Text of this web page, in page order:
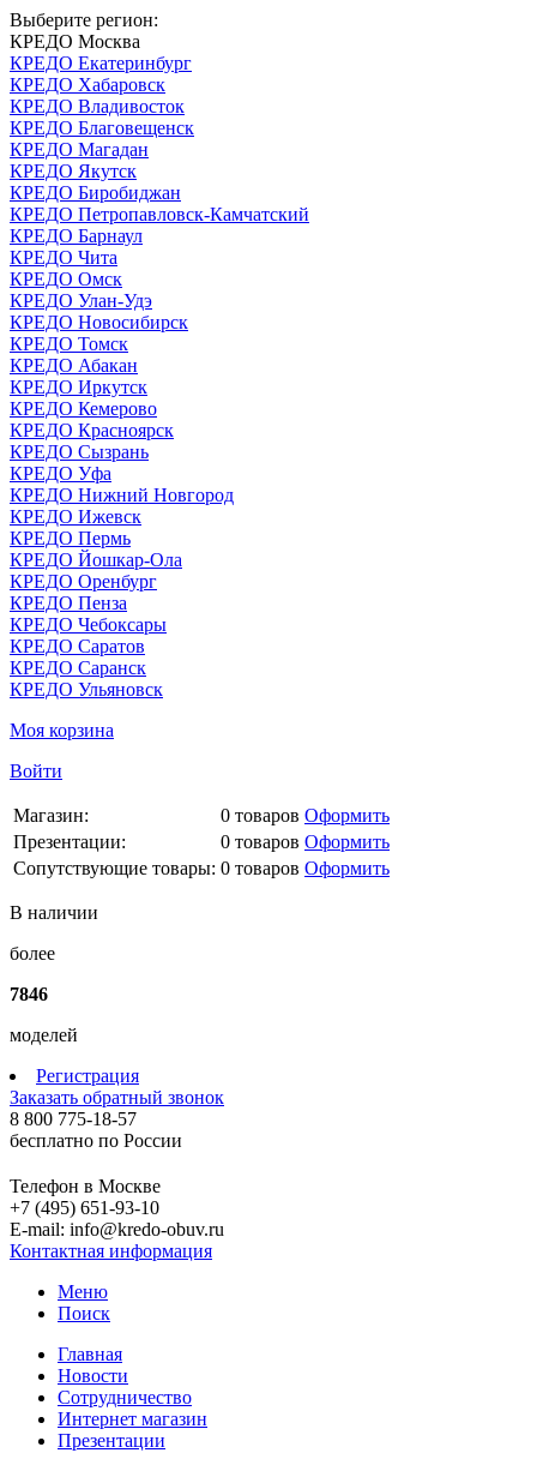
Выберите регион:
КРЕДО Москва
КРЕДО Екатеринбург
КРЕДО Хабаровск
КРЕДО Владивосток
КРЕДО Благовещенск
КРЕДО Магадан
КРЕДО Якутск
КРЕДО Биробиджан
КРЕДО Петропавловск-Камчатский
КРЕДО Барнаул
КРЕДО Чита
КРЕДО Омск
КРЕДО Улан-Удэ
КРЕДО Новосибирск
КРЕДО Томск
КРЕДО Абакан
КРЕДО Иркутск
КРЕДО Кемерово
КРЕДО Красноярск
КРЕДО Сызрань
КРЕДО Уфа
КРЕДО Нижний Новгород
КРЕДО Ижевск
КРЕДО Пермь
КРЕДО Йошкар-Ола
КРЕДО Оренбург
КРЕДО Пенза
КРЕДО Чебоксары
КРЕДО Саратов
КРЕДО Саранск
КРЕДО Ульяновск
Моя корзина
Войти
Магазин: 0 товаров Оформить
Презентации:
0 товаров Оформить
Сопутствующие товары: 0 товаров Оформить
В наличии
более
7846
моделей
Регистрация
Заказать обратный звонок
8 800 775-18-57
бесплатно по России
Телефон в Москве
+7 (495) 651-93-10
E-mail: info@kredo-obuv.ru
Контактная информация
Меню
Поиск
Главная
Новости
Сотрудничество
Интернет магазин
Презентации